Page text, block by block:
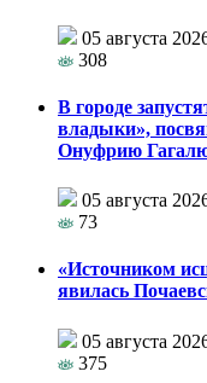
05 августа
308
В городе
владыки»,
Онуфрию
05 августа
73
«Источником
явилась
05 августа
375